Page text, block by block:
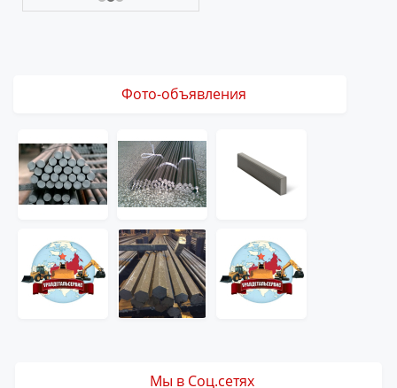
Фото-объявления
Мы в Соц.сетях